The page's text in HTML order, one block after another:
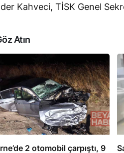
Kahveci, TİSK Genel
Atın
2 otomobil çarpıştı, 9